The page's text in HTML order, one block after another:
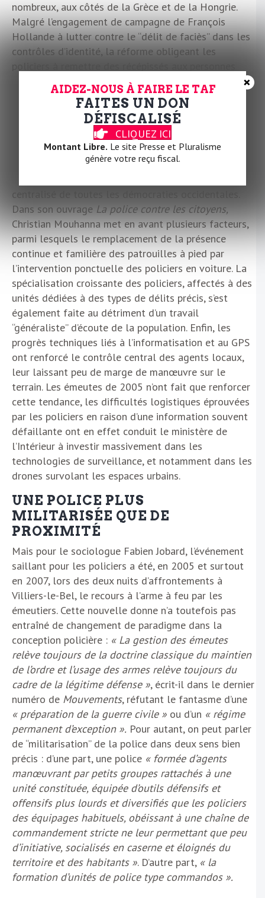
nombreux, aux côtés de la Grèce et de la Hongrie.
Malgré l’engagement de campagne de François
Hollande à lutter contre le “délit de faciès” dans les
contrôles d’identité, la réforme obligeant les
policiers à remettre des récépissés aux personnes
contrôlées a été abandonnée dès l’été 2012. Aucune
autre mesure concrète n’a été prise, si ce n’est, depuis
2014, l’obligation pour les policiers de porter un
numéro de matricule visible.
Depuis les années 1990, le fossé n’a cessé de se
creuser entre les forces de l’ordre et la population,
centralisé de toutes les démocraties occidentales.
Dans son ouvrage La police contre les citoyens,
Christian Mouhanna met en avant plusieurs facteurs,
parmi lesquels le remplacement de la présence
continue et familière des patrouilles à pied par
l’intervention ponctuelle des policiers en voiture. La
spécialisation croissante des policiers, affectés à des
unités dédiées à des types de délits précis, s’est
également faite au détriment d’un travail
“généraliste” d’écoute de la population. Enfin, les
progrès techniques liés à l’informatisation et au GPS
ont renforcé le contrôle central des agents locaux,
leur laissant peu de marge de manœuvre sur le
terrain. Les émeutes de 2005 n’ont fait que renforcer
cette tendance, les difficultés logistiques éprouvées
par les policiers en raison d’une information souvent
défaillante ont en effet conduit le ministère de
l’Intérieur à investir massivement dans les
technologies de surveillance, et notamment dans les
drones survolant les espaces urbains.
UNE POLICE PLUS
MILITARISÉE QUE DE
PROXIMITÉ
Mais pour le sociologue Fabien Jobard, l’événement
saillant pour les policiers a été, en 2005 et surtout
en 2007, lors des deux nuits d’affrontements à
Villiers-le-Bel, le recours à l’arme à feu par les
émeutiers. Cette nouvelle donne n’a toutefois pas
entraîné de changement de paradigme dans la
conception policière : « La gestion des émeutes
relève toujours de la doctrine classique du maintien
de l’ordre et l’usage des armes relève toujours du
cadre de la légitime défense », écrit-il dans le dernier
numéro de Mouvements, réfutant le fantasme d’une
« préparation de la guerre civile » ou d’un « régime
permanent d’exception ». Pour autant, on peut parler
de “militarisation” de la police dans deux sens bien
précis : d’une part, une police « formée d’agents
manœuvrant par petits groupes rattachés à une
unité constituée, équipée d’outils défensifs et
offensifs plus lourds et diversifiés que les policiers
des équipages habituels, obéissant à une chaîne de
commandement stricte ne leur permettant que peu
d’initiative, socialisés en caserne et éloignés du
territoire et des habitants ». D’autre part, « la
formation d’unités de police type commandos ».
AIDEZ-NOUS À FAIRE LE TAF
FAITES UN DON
DÉFISCALISÉ
CLIQUEZ ICI
Montant Libre. Le site Presse et Pluralisme
génère votre reçu fiscal.
×